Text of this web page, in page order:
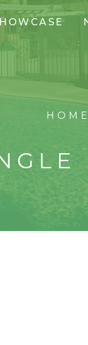
HOME